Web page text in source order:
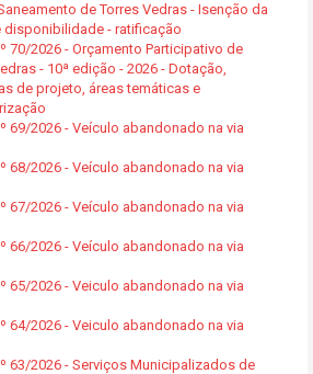
de Torres Vedras - Isenção da
disponibilidade - ratificação
70/2026 - Orçamento Participativo de
- 10ª edição - 2026 - Dotação,
de projeto, áreas temáticas e
69/2026 - Veículo abandonado na via
68/2026 - Veículo abandonado na via
67/2026 - Veículo abandonado na via
66/2026 - Veículo abandonado na via
65/2026 - Veiculo abandonado na via
64/2026 - Veiculo abandonado na via
63/2026 - Serviços Municipalizados de